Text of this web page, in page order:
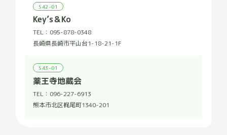
S42-01
Key’s＆Ko
TEL： 095-878-0348
長崎県長崎市平山台1-18-21-1F
S43-01
薬王寺地蔵会
TEL： 096-227-6913
熊本市北区梶尾町1340-201